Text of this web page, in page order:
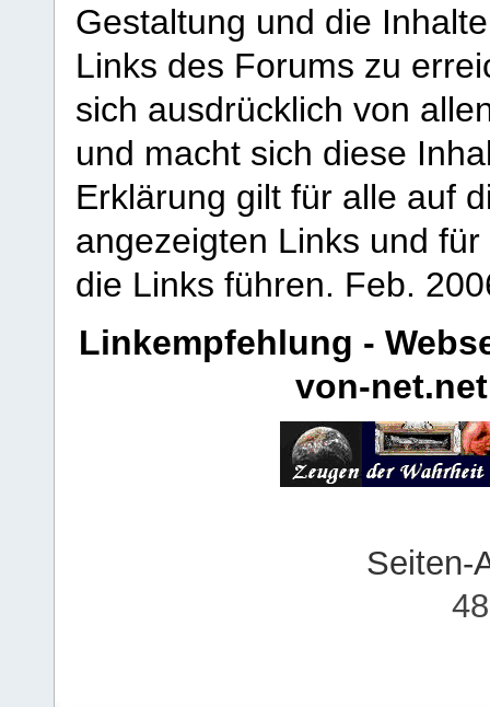
Gestaltung und die
Links des Forums zu
sich ausdrücklich von
und macht sich diese
Erklärung gilt für alle auf
angezeigten Links und
die Links führen. Feb.
Linkempfehlung -
von-net.net
Seiten-